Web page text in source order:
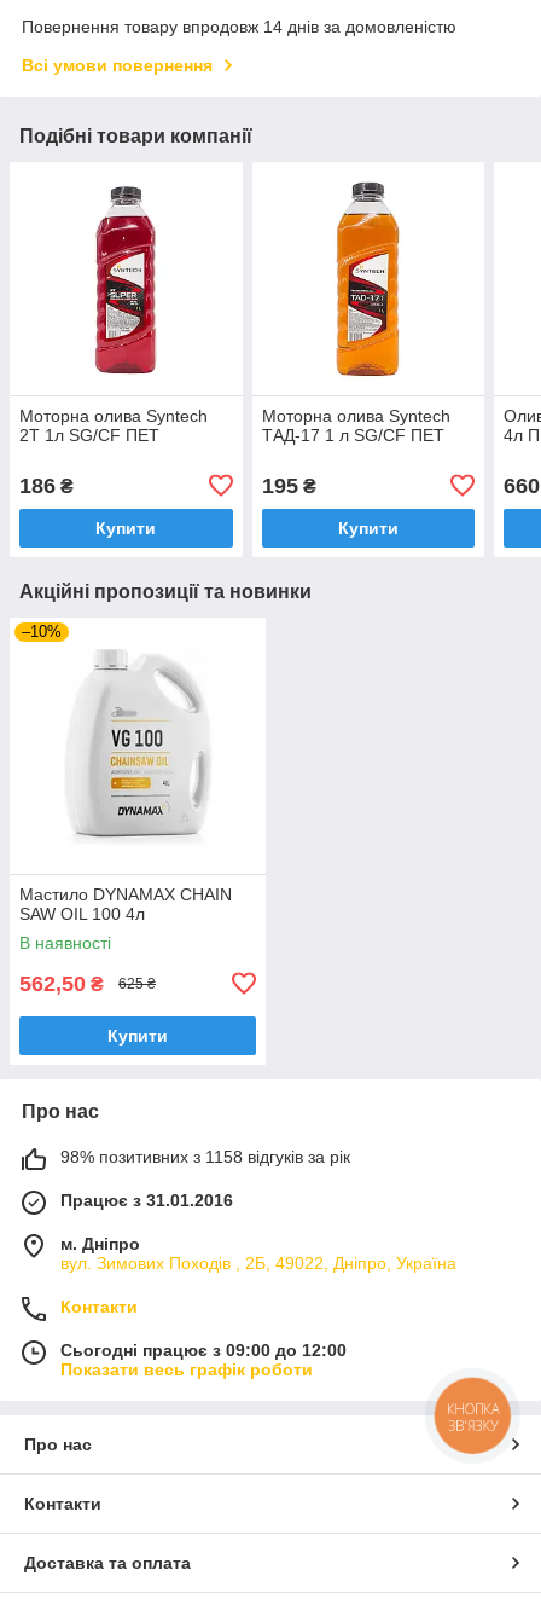
Повернення товару впродовж 14 днів за домовленістю
Всі умови повернення
Подібні товари компанії
Моторна олива Syntech
2Т 1л SG/CF ПЕТ
186 ₴
Купити
Моторна олива Syntech
ТАД-17 1 л SG/CF ПЕТ
195₴
Купити
4л
660
Акційні пропозиції та новинки
–10%
Мастило DYNAMAX CHAIN
SAW OIL 100 4л
В наявності
562,50 ₴ 625 ₴
Купити
Про нас
98% позитивних з 1158 відгуків за рік
Працює з 31.01.2016
м. Дніпро
вул. Зимових Походiв , 2Б, 49022, Дніпро, Україна
Контакти
Сьогодні працює з 09:00 до 12:00
Показати весь графік роботи
Про нас
Контакти
Доставка та оплата
КНОПКА
ЗВ'ЯЗКУ